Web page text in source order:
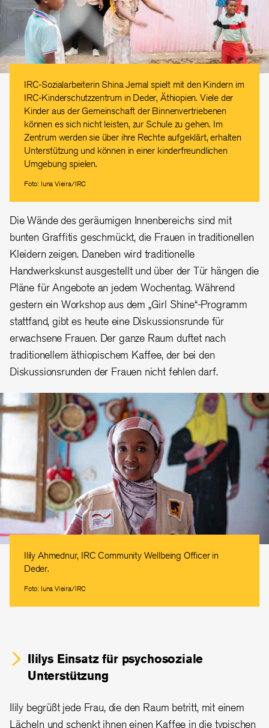
IRC-Sozialarbeiterin Shina Jemal spielt mit den Kindern im
IRC-Kinderschutzzentrum in Deder, Äthiopien. Viele der
Kinder aus der Gemeinschaft der Binnenvertriebenen
können es sich nicht leisten, zur Schule zu gehen. Im
Zentrum werden sie über ihre Rechte aufgeklärt, erhalten
Unterstützung und können in einer kinderfreundlichen
Umgebung spielen.
Foto: Iuna Vieira/IRC
Die Wände des geräumigen Innenbereichs sind mit
bunten Graffitis geschmückt, die Frauen in traditionellen
Kleidern zeigen. Daneben wird traditionelle
Handwerkskunst ausgestellt und über der Tür hängen die
Pläne für Angebote an jedem Wochentag. Während
gestern ein Workshop aus dem „Girl Shine“-Programm
stattfand, gibt es heute eine Diskussionsrunde für
erwachsene Frauen. Der ganze Raum duftet nach
traditionellem äthiopischem Kaffee, der bei den
Diskussionsrunden der Frauen nicht fehlen darf.
Ilily Ahmednur, IRC Community Wellbeing Officer in
Deder.
Foto: Iuna Vieira/IRC
Ililys Einsatz für psychosoziale
Unterstützung
Ilily begrüßt jede Frau, die den Raum betritt, mit einem
Lächeln und schenkt ihnen einen Kaffee in die typischen